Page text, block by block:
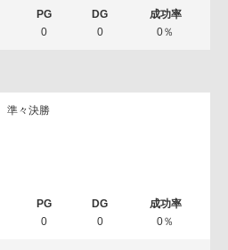
0 0 0％
準々決勝
0 0 0％